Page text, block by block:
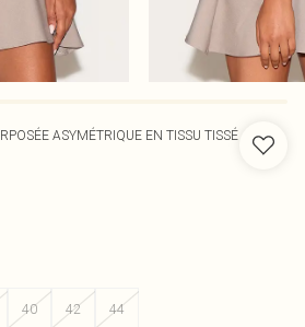
ASYMÉTRIQUE EN TISSU TISSÉ
40 42 44